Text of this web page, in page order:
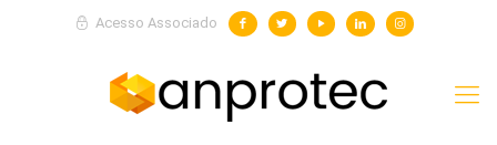
Acesso Associado